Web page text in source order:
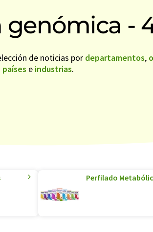
genómica -
de noticias por departamentos,
países e industrias.
Perfilado